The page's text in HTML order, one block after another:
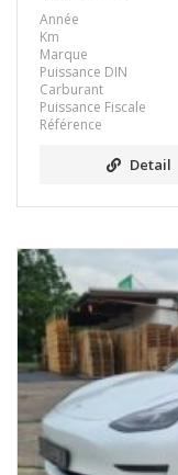
Année
Km
Marque
Puissance DIN
Carburant
Puissance Fiscale
Référence
Detail